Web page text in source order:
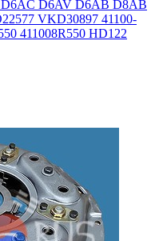
D6AC D6AV D6AB D8AB
VKD30897 41100-
411008R550 HD122